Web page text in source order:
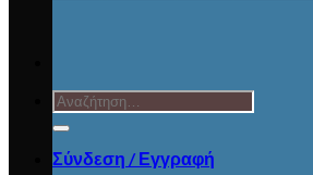
Αναζήτηση
για:
Σύνδεση / Εγγραφή